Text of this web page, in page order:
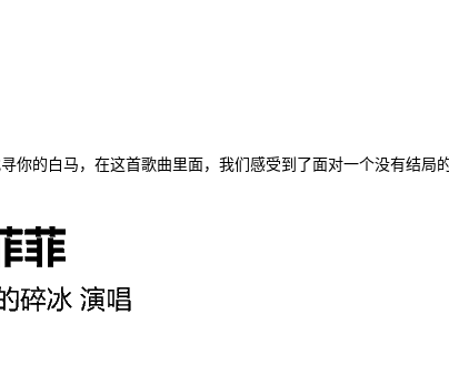
的白马，在这首歌曲里面，我们感受到了面对一个没有结